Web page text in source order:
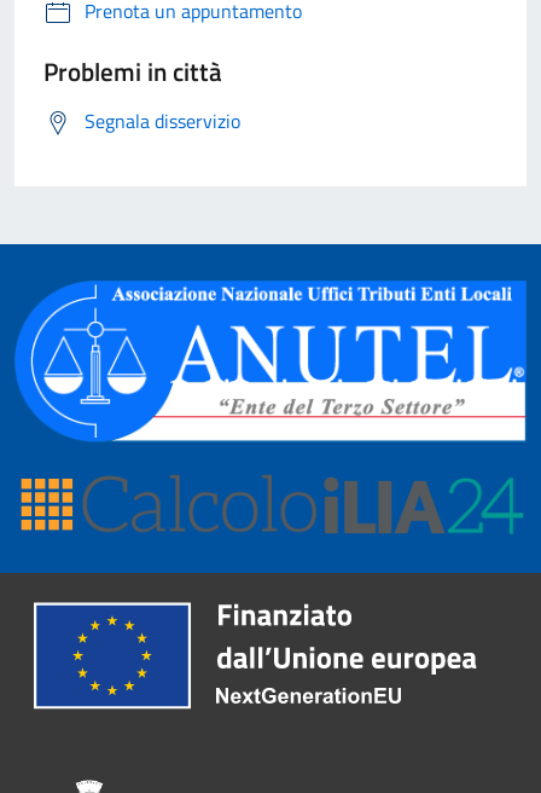
Prenota un appuntamento
Problemi in città
Segnala disservizio